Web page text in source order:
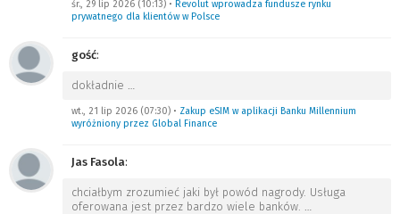
śr., 29 lip 2026 (10:13) • Revolut wprowadza fundusze rynku
prywatnego dla klientów w Polsce
gość:
dokładnie …
wt., 21 lip 2026 (07:30) • Zakup eSIM w aplikacji Banku Millennium
wyróżniony przez Global Finance
Jas Fasola:
chciałbym zrozumieć jaki był powód nagrody. Usługa
oferowana jest przez bardzo wiele banków. …